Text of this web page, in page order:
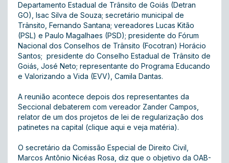
Departamento Estadual de Trânsito de Goiás (Detran
GO), Isac Silva de Souza; secretário municipal de
Trânsito, Fernando Santana; vereadores Lucas Kitão
(PSL) e Paulo Magalhaes (PSD); presidente do Fórum
Nacional dos Conselhos de Trânsito (Focotran) Horácio
Santos; presidente do Conselho Estadual de Trânsito de
Goiás, José Neto; representante do Programa Educando
e Valorizando a Vida (EVV), Camila Dantas.
A reunião acontece depois dos representantes da
Seccional debaterem com vereador Zander Campos,
relator de um dos projetos de lei de regularização dos
patinetes na capital (clique aqui e veja matéria).
O secretário da Comissão Especial de Direito Civil,
Marcos Antônio Nicéas Rosa, diz que o objetivo da OAB-